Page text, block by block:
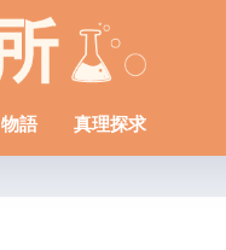
物語 真理探求